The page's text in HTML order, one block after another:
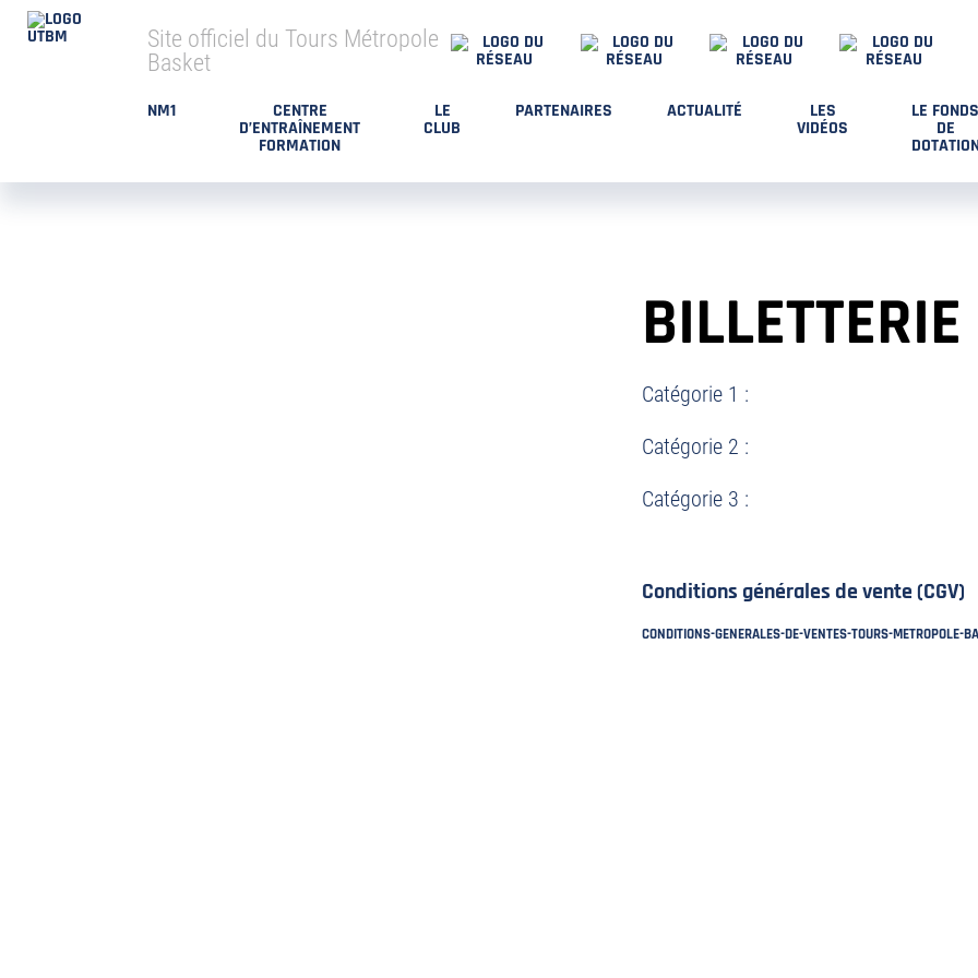
Site officiel du Tours Métropole
Basket
NM1 CENTRE
D’ENTRAÎNEMENT
FORMATION
LE
CLUB
PARTENAIRES ACTUALITÉ LES
VIDÉOS
LE FONDS
DE
BILLETTERIE
Catégorie 1 :
Catégorie 2 :
Catégorie 3 :
Conditions générales de vente (CGV)
CONDITIONS-GENERALES-DE-VENTES-TOURS-METROPOLE-